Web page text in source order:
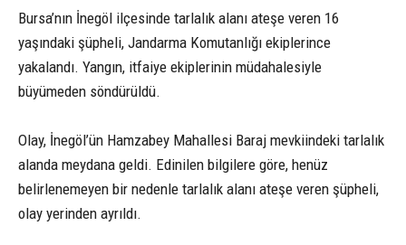
Bursa’nın İnegöl ilçesinde tarlalık alanı ateşe veren 16
yaşındaki şüpheli, Jandarma Komutanlığı ekiplerince
yakalandı. Yangın, itfaiye ekiplerinin müdahalesiyle
büyümeden söndürüldü.
Olay, İnegöl’ün Hamzabey Mahallesi Baraj mevkiindeki tarlalık
alanda meydana geldi. Edinilen bilgilere göre, henüz
belirlenemeyen bir nedenle tarlalık alanı ateşe veren şüpheli,
olay yerinden ayrıldı.